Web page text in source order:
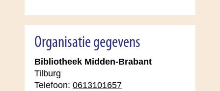
Organisatie gegevens
Bibliotheek Midden-Brabant
Tilburg
Telefoon: 0613101657